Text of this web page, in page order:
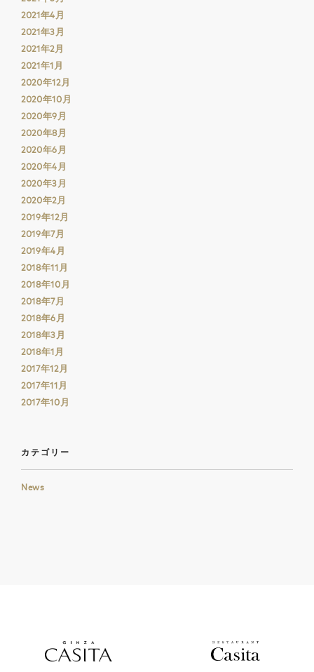
2021年4月
2021年3月
2021年2月
2021年1月
2020年12月
2020年10月
2020年9月
2020年8月
2020年6月
2020年4月
2020年3月
2020年2月
2019年12月
2019年7月
2019年4月
2018年11月
2018年10月
2018年7月
2018年6月
2018年3月
2018年1月
2017年12月
2017年11月
2017年10月
カテゴリー
News